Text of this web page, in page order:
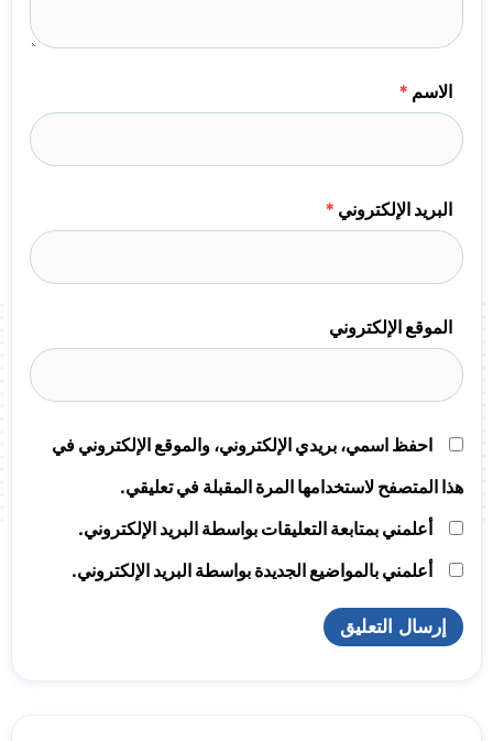
الاسم *
البريد الإلكتروني *
الموقع الإلكتروني
احفظ اسمي، بريدي الإلكتروني، والموقع الإلكتروني في
هذا المتصفح لاستخدامها المرة المقبلة في تعليقي.
أعلمني بمتابعة التعليقات بواسطة البريد الإلكتروني.
أعلمني بالمواضيع الجديدة بواسطة البريد الإلكتروني.